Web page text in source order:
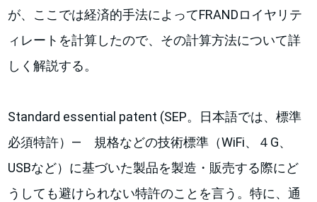
が、ここでは経済的手法によってFRANDロイヤリテ
ィレートを計算したので、その計算方法について詳
しく解説する。
Standard essential patent (SEP。日本語では、標準
必須特許）― 規格などの技術標準（WiFi、４G、
USBなど）に基づいた製品を製造・販売する際にど
うしても避けられない特許のことを言う。特に、通